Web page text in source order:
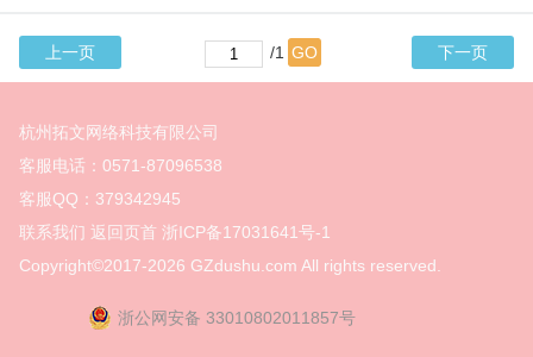
上一页 /1 GO 下一页
杭州拓文网络科技有限公司
客服电话：0571-87096538
客服QQ：379342945
联系我们 返回页首 浙ICP备17031641号-1
Copyright©2017-2026 GZdushu.com All rights reserved.
浙公网安备 33010802011857号